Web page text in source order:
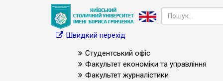
Швидкий перехід
Студентський офіс
Факультет економіки та управління
Факультет журналістики